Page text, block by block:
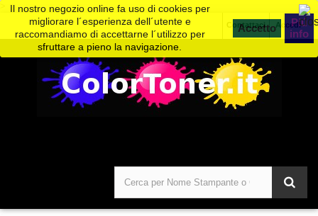
Accedi
Contattaci
Il nostro negozio online fa uso di cookies per
migliorare l´esperienza dell´utente e
raccomandiamo di accettarne l´utilizzo per
sfruttare a pieno la navigazione.
Piú
info